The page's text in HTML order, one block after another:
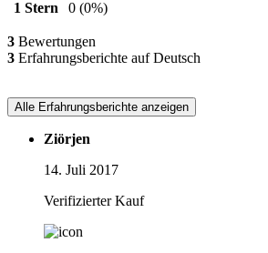
1 Stern
0 (0%)
3 Bewertungen
3 Erfahrungsberichte auf Deutsch
Alle Erfahrungsberichte anzeigen
Ziörjen
14. Juli 2017
Verifizierter Kauf